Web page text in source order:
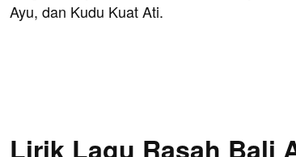
Ayu, dan Kudu Kuat Ati.
Lirik Lagu Rasah Bali